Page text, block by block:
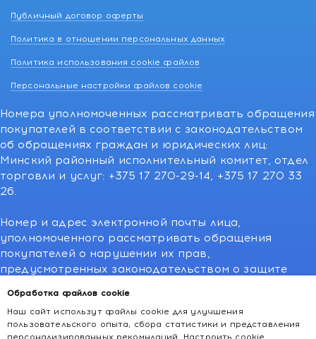
Обработка файлов cookie
Наш сайт использут файлы cookie для улучшения
пользовательского опыта, сбора статистики и представления
персонализированных рекомндаций. Настроить cookie
Публичный договор оферты
Политика в отношении персональных данных
Политика использования cookie файлов
Персональные настройки файлов cookie
Номера уполномоченных рассматривать обращения
покупателей в соответствии с законодательством
об обращениях граждан и юридических лиц:
Минский районный исполнительный комитет, отдел
торговли и услуг: +375 17 270-29-14, +375 17 270 33
26.
Номер и адрес электронной почты лица,
уполномоченного рассматривать обращения
покупателей о нарушении их прав,
предусмотренных законодательством о защите
операторов), info@kakvapteke.by